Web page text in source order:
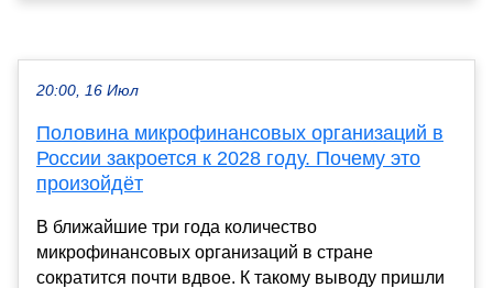
20:00, 16 Июл
Половина микрофинансовых организаций в
России закроется к 2028 году. Почему это
произойдёт
В ближайшие три года количество
микрофинансовых организаций в стране
сократится почти вдвое. К такому выводу пришли